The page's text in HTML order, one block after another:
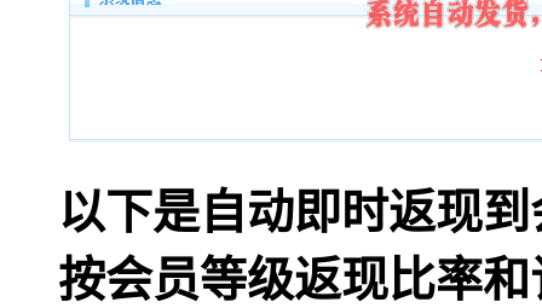
以下是自动即时返现
按会员等级返现比率